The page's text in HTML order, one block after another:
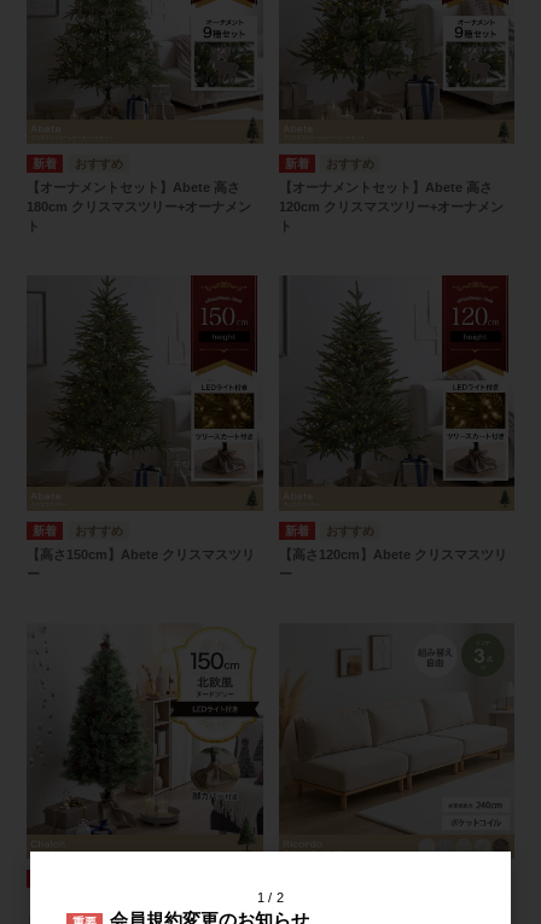
【オーナメントセット】Abete 高さ
180cm クリスマスツリー+オーナメン
ト
【オーナメントセット】Abete 高さ
120cm クリスマスツリー+オーナメン
ト
【高さ150cm】Abete クリスマスツリ
ー
【高さ120cm】Abete クリスマスツリ
ー
【3点セット】ファブリックローソファ
1 2
会員規約変更のお知らせ